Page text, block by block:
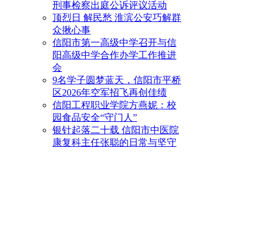
刑事检察出庭公诉评议活动
顶烈日 解民愁 淮滨公安巧解群
众揪心事
信阳市第一高级中学召开与信
阳高级中学合作办学工作推进
会
9名学子圆梦蓝天，信阳市平桥
区2026年空军招飞再创佳绩
信阳工程职业学院方燕妮：校
园食品安全“守门人”
银针起落二十载 信阳市中医院
康复科主任张聪的日常与坚守